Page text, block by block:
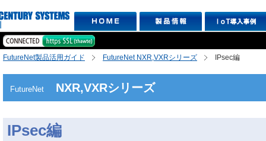
FutureNet製品活用ガイド FutureNet NXR,VXRシリーズ IPsec編
FutureNet NXR,VXRシリーズ
IPsec編